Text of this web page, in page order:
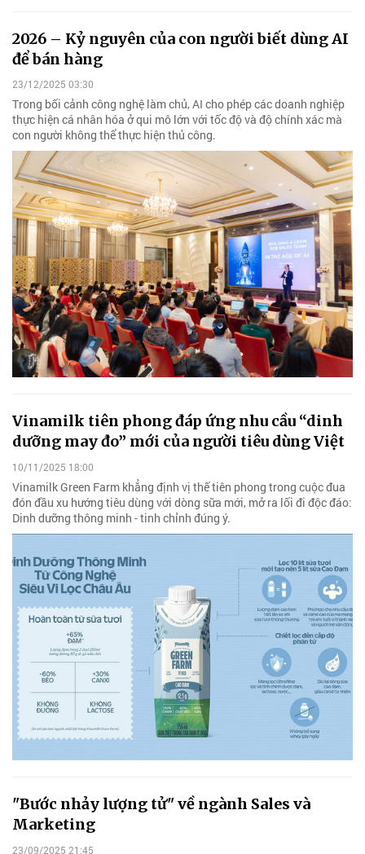
2026 – Kỷ nguyên của con người biết dùng AI
để bán hàng
23/12/2025 03:30
Trong bối cảnh công nghệ làm chủ, AI cho phép các doanh nghiệp
thực hiện cá nhân hóa ở qui mô lớn với tốc độ và độ chính xác mà
con người không thể thực hiện thủ công.
Vinamilk tiên phong đáp ứng nhu cầu “dinh
dưỡng may đo” mới của người tiêu dùng Việt
10/11/2025 18:00
Vinamilk Green Farm khẳng định vị thế tiên phong trong cuộc đua
đón đầu xu hướng tiêu dùng với dòng sữa mới, mở ra lối đi độc đáo:
Dinh dưỡng thông minh - tinh chỉnh đúng ý.
"Bước nhảy lượng tử" về ngành Sales và
Marketing
23/09/2025 21:45